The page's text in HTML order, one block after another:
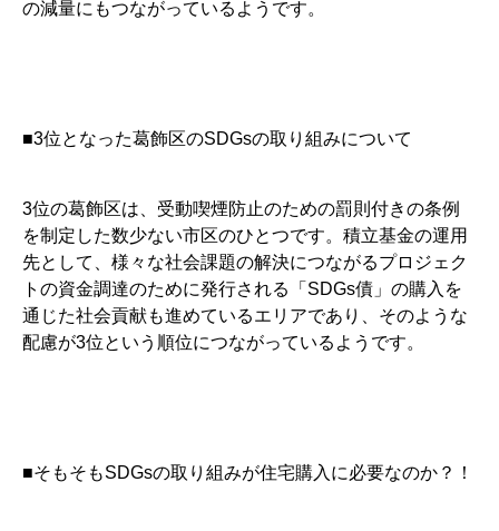
の減量にもつながっているようです。
■3位となった葛飾区のSDGsの取り組みについて
3位の葛飾区は、受動喫煙防止のための罰則付きの条例
を制定した数少ない市区のひとつです。積立基金の運用
先として、様々な社会課題の解決につながるプロジェク
トの資金調達のために発行される「SDGs債」の購入を
通じた社会貢献も進めているエリアであり、そのような
配慮が3位という順位につながっているようです。
■そもそもSDGsの取り組みが住宅購入に必要なのか？！